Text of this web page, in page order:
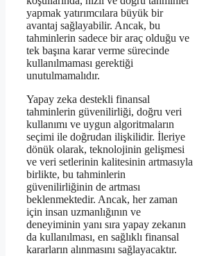
yapmak yatırımcılara büyük bir
avantaj sağlayabilir. Ancak, bu
tahminlerin sadece bir araç olduğu ve
tek başına karar verme sürecinde
kullanılmaması gerektiği
unutulmamalıdır.
Yapay zeka destekli finansal
tahminlerin güvenilirliği, doğru veri
kullanımı ve uygun algoritmaların
seçimi ile doğrudan ilişkilidir. İleriye
dönük olarak, teknolojinin gelişmesi
ve veri setlerinin kalitesinin artmasıyla
birlikte, bu tahminlerin
güvenilirliğinin de artması
beklenmektedir. Ancak, her zaman
için insan uzmanlığının ve
deneyiminin yanı sıra yapay zekanın
da kullanılması, en sağlıklı finansal
kararların alınmasını sağlayacaktır.